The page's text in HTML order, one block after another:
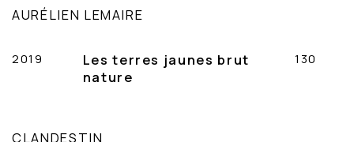
AURÉLIEN LEMAIRE
2019
Les terres jaunes brut
nature
130
CLANDESTIN